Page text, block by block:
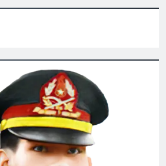
thư BCH-TH
Đoàn 18 Bộ Binh VNCH
Ago
Ngãi 1972-1973
Ago